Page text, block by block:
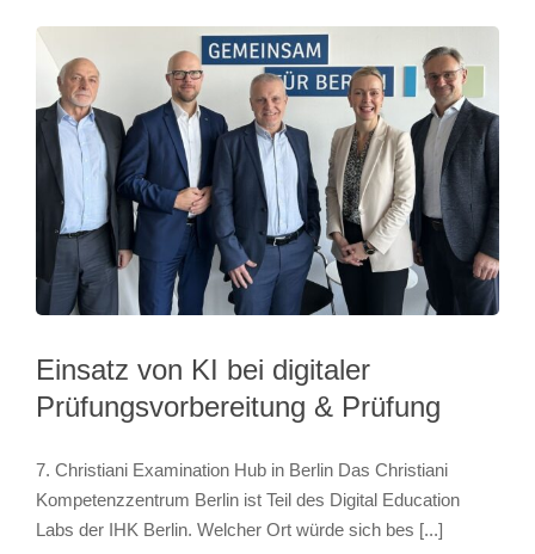
Einsatz von KI bei digitaler
Prüfungsvorbereitung & Prüfung
7. Christiani Examination Hub in Berlin Das Christiani
Kompetenzzentrum Berlin ist Teil des Digital Education
Labs der IHK Berlin. Welcher Ort würde sich bes [...]